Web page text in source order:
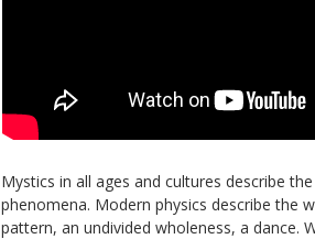
Mystics in all ages and cultures describe
phenomena. Modern physics describe the
pattern, an undivided wholeness, a dance.